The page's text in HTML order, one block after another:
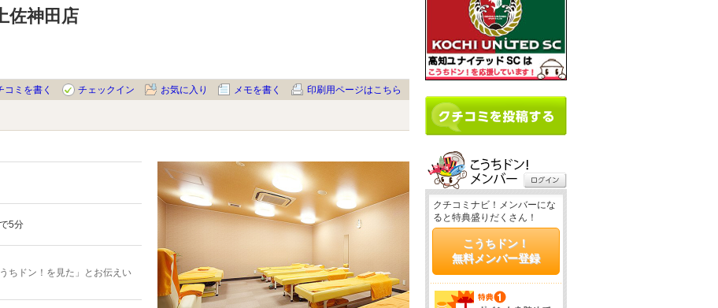
佐神田店
コミを書く
チェックイン お気に入り メモを書く 印刷用ページはこちら
5分
ちドン！を見た」とお伝えい
クチコミナビ！メンバーにな
ると特典盛りだくさん！
こうちドン！
無料メンバー登録